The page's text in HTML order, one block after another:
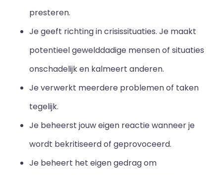
presteren.
Je geeft richting in crisissituaties. Je maakt
potentieel gewelddadige mensen of situaties
onschadelijk en kalmeert anderen.
Je verwerkt meerdere problemen of taken
tegelijk.
Je beheerst jouw eigen reactie wanneer je
wordt bekritiseerd of geprovoceerd.
Je beheert het eigen gedrag om